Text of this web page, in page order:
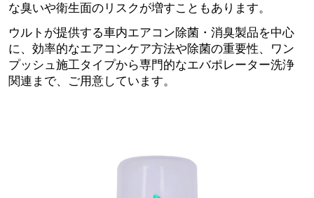
な臭いや衛生面のリスクが増すこともあります。
ウルトが提供する車内エアコン除菌・消臭製品を中心
に、効率的なエアコンケア方法や除菌の重要性、ワン
プッシュ施工タイプから専門的なエバポレーター洗浄
関連まで、ご用意しています。